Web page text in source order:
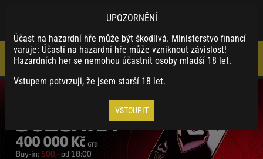
UPOZORNĚNÍ
Účast na hazardní hře může být škodlivá. Ministerstvo financí
varuje: Účastí na hazardní hře může vzniknout závislost!
Hazardních her se nemohou účastnit osoby mladší 18 let.
Vstupem potvrzuji, že jsem starší 18 let.
VSTOUPIT